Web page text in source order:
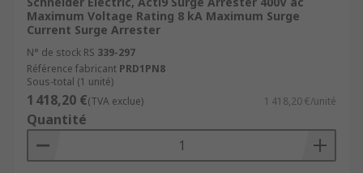
Maximum Voltage Rating 8 kA Maximum Surge
Current Surge Arrester
N° de stock RS 339-297
Référence fabricant PRD1PN8
Sous-total (1 unité)
1 418,20 €(TVA exclue) 1 418,20 €/unité
Quantité